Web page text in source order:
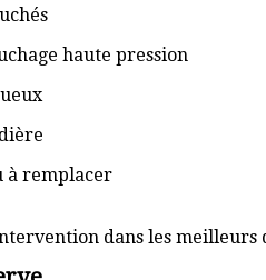
haute pression
à remplacer
dans les meilleurs